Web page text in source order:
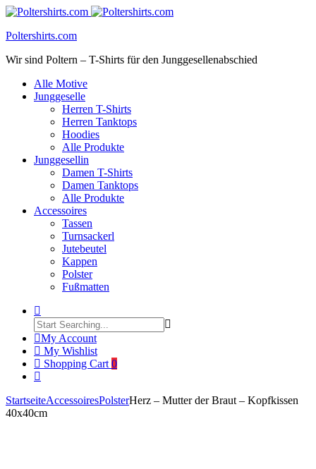
Poltershirts.com
Wir sind Poltern – T-Shirts für den Junggesellenabschied
Alle Motive
Junggeselle
Herren T-Shirts
Herren Tanktops
Hoodies
Alle Produkte
Junggesellin
Damen T-Shirts
Damen Tanktops
Alle Produkte
Accessoires
Tassen
Turnsackerl
Jutebeutel
Kappen
Polster
Fußmatten
My Account
My Wishlist
Shopping Cart 0
StartseiteAccessoiresPolsterHerz – Mutter der Braut – Kopfkissen
40x40cm